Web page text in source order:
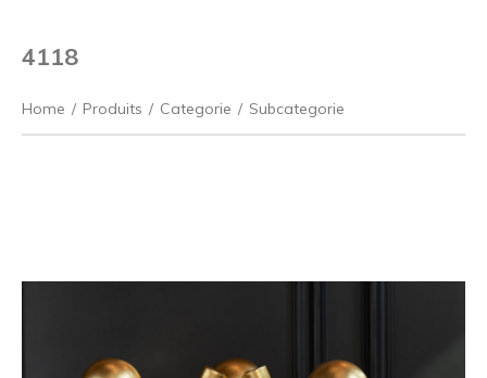
4118
Home / Produits / Categorie / Subcategorie